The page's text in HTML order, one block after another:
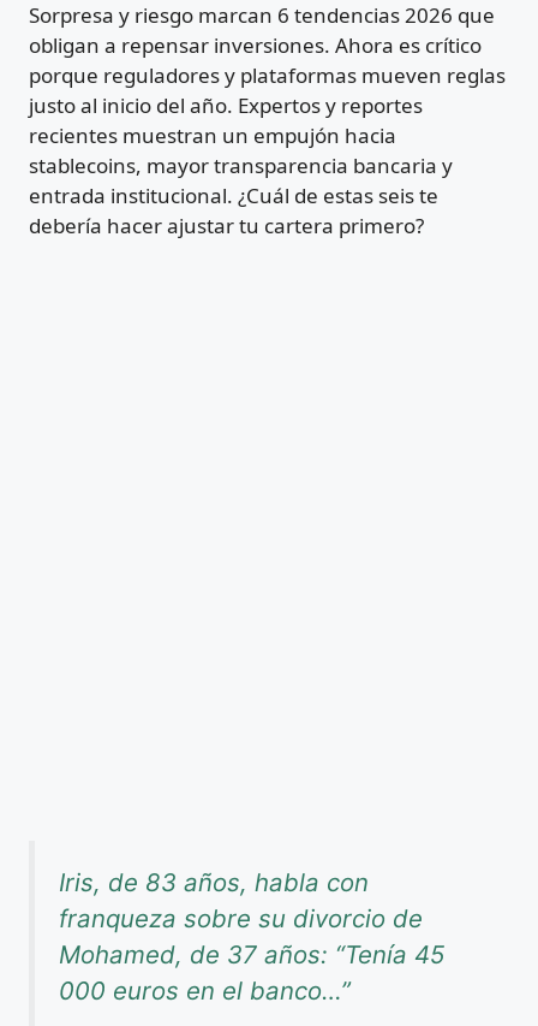
Sorpresa y riesgo marcan 6 tendencias 2026 que
obligan a repensar inversiones. Ahora es crítico
porque reguladores y plataformas mueven reglas
justo al inicio del año. Expertos y reportes
recientes muestran un empujón hacia
stablecoins, mayor transparencia bancaria y
entrada institucional. ¿Cuál de estas seis te
debería hacer ajustar tu cartera primero?
Iris, de 83 años, habla con
franqueza sobre su divorcio de
Mohamed, de 37 años: “Tenía 45
000 euros en el banco…”